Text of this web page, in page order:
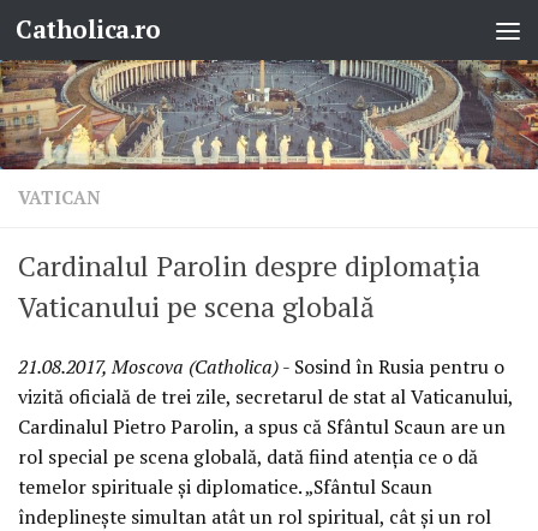
Skip to content
Catholica.ro
VATICAN
Cardinalul Parolin despre diplomația
Vaticanului pe scena globală
21.08.2017, Moscova (Catholica)- Sosind în Rusia pentru o
vizită oficială de trei zile, secretarul de stat al Vaticanului,
Cardinalul Pietro Parolin, a spus că Sfântul Scaun are un
rol special pe scena globală, dată fiind atenția ce o dă
temelor spirituale și diplomatice. „Sfântul Scaun
îndeplinește simultan atât un rol spiritual, cât și un rol